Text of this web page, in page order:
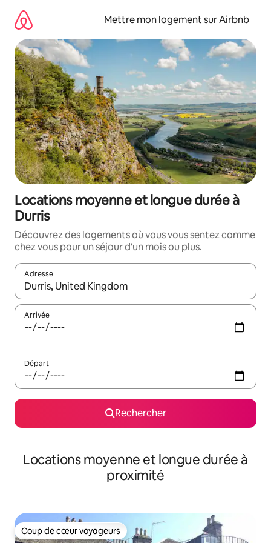
directement
contenu
Mettre mon logement sur Airbnb
Locations moyenne et longue durée à
Durris
Découvrez des logements où vous vous sentez comme
chez vous pour un séjour d'un mois ou plus.
Adresse
Lorsque les résultats s'affichent, utilisez les flèches vers le
Arrivée
Départ
Rechercher
Locations moyenne et longue durée à
proximité
Coup de cœur voyageurs
Coup de cœur voyageurs